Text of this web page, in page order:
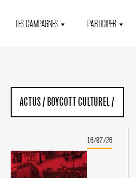
LES CAMPAGNES PARTICIPER
ACTUS/ BOYCOTT CULTUREL /
16/07/26